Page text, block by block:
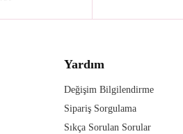
Yardım
Değişim Bilgilendirme
Sipariş Sorgulama
Sıkça Sorulan Sorular